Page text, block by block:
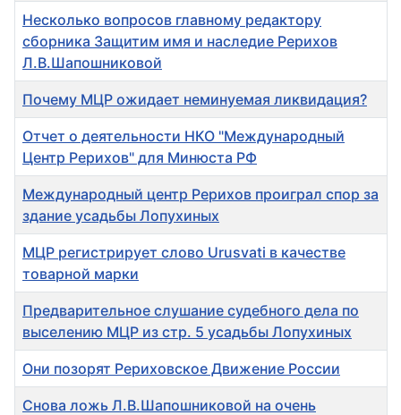
Несколько вопросов главному редактору
сборника Защитим имя и наследие Рерихов
Л.В.Шапошниковой
Почему МЦР ожидает неминуемая ликвидация?
Отчет о деятельности НКО "Международный
Центр Рерихов" для Минюста РФ
Международный центр Рерихов проиграл спор за
здание усадьбы Лопухиных
МЦР регистрирует слово Urusvati в качестве
товарной марки
Предварительное слушание судебного дела по
выселению МЦР из стр. 5 усадьбы Лопухиных
Они позорят Рериховское Движение России
Снова ложь Л.В.Шапошниковой на очень